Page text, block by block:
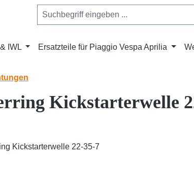
IWL Ersatzteile für Piaggio Vespa Aprilia
Kickstarterwelle